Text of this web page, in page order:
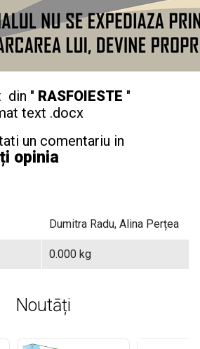
din " RASFOIESTE "
text .docx
un comentariu in
opinia
Dumitra Radu, Alina Perțea
0.000 kg
Noutāți